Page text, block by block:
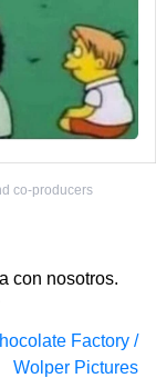
co-producers
con nosotros.
Factory /
Wolper Pictures